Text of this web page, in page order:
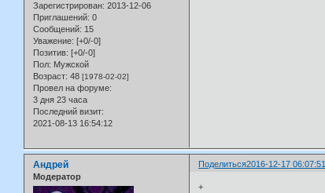
Зарегистрирован: 2013-12-06
Приглашений: 0
Сообщений: 15
Уважение: [+0/-0]
Позитив: [+0/-0]
Пол: Мужской
Возраст: 48 [1978-02-02]
Провел на форуме:
3 дня 23 часа
Последний визит:
2021-08-13 16:54:12
Поделиться2016-12-17 06:07:51
Андрей
Модератор
+